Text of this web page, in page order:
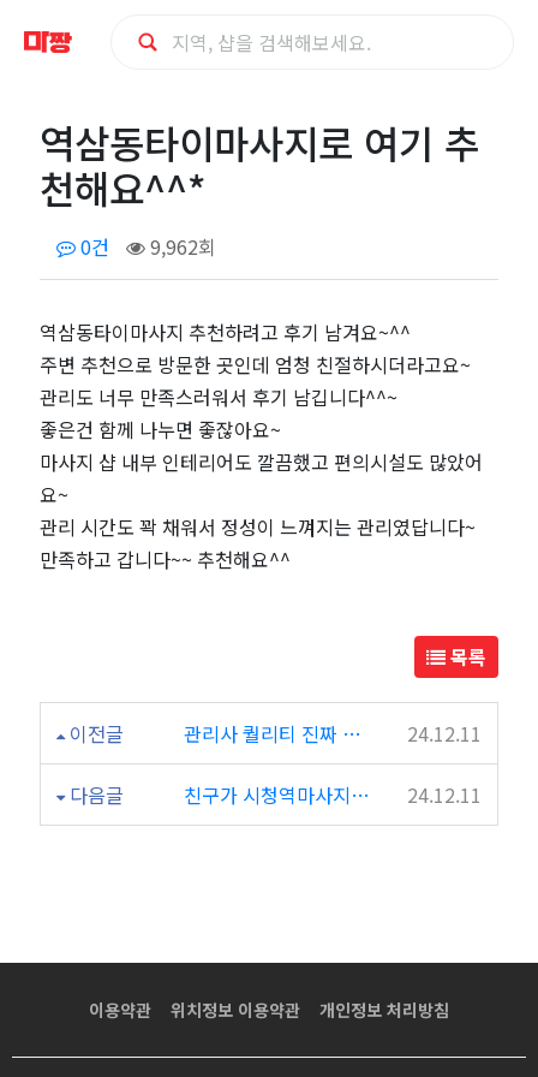
삼
타
이
마
사
지
로
기
추
^^*
역삼동타이마사지로 여기 추
천해요^^*
0건 9,962회
역삼동타이마사지 추천하려고 후기 남겨요~^^
주변 추천으로 방문한 곳인데 엄청 친절하시더라고요~
관리도 너무 만족스러워서 후기 남깁니다^^~
좋은건 함께 나누면 좋잖아요~
마사지 샵 내부 인테리어도 깔끔했고 편의시설도 많았어
요~
관리 시간도 꽉 채워서 정성이 느껴지는 관리였답니다~
만족하고 갑니다~~ 추천해요^^
목록
이전글 관리사 퀄리티 진짜 대박이네요 24.12.11
다음글 친구가 시청역마사지 쉼테라피 추천해줬어요 24.12.11
이용약관 위치정보 이용약관 개인정보 처리방침